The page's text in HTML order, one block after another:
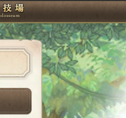
闘技場